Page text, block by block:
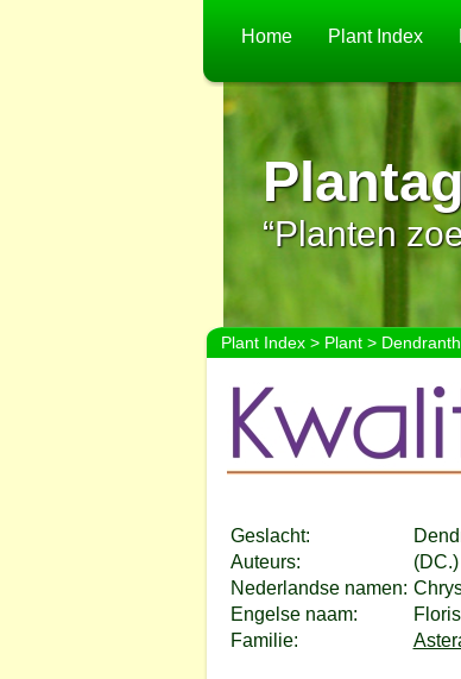
Home Plant Index
“Planten
Plant Index> Plant>
Geslacht:
Auteurs:
Nederlandse namen:
Engelse naam:
Familie: